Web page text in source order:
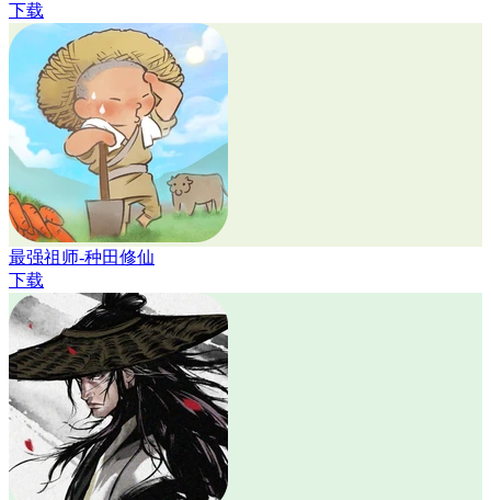
下载
最强祖师-种田修仙
下载